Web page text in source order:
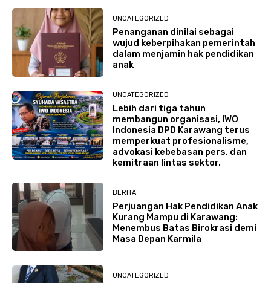
UNCATEGORIZED
Penanganan dinilai sebagai
wujud keberpihakan pemerintah
dalam menjamin hak pendidikan
anak
UNCATEGORIZED
Lebih dari tiga tahun
membangun organisasi, IWO
Indonesia DPD Karawang terus
memperkuat profesionalisme,
advokasi kebebasan pers, dan
kemitraan lintas sektor.
BERITA
Perjuangan Hak Pendidikan Anak
Kurang Mampu di Karawang:
Menembus Batas Birokrasi demi
Masa Depan Karmila
UNCATEGORIZED